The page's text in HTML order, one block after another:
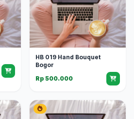
HB 019 Hand Bouquet
Bogor
Rp 500.000